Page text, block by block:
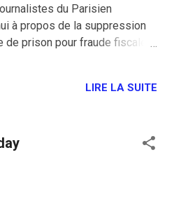
Emploi pour elle. Roger
régional du 92 est
auprès de l'OCDE,
fini président de
à l'ambas...
du Parisien
à propos de la suppression
de prison pour fraude fiscale
lieu de la démocratie
la famille Castro, je pense
en plein soleil. L'ami
LIRE LA SUITE